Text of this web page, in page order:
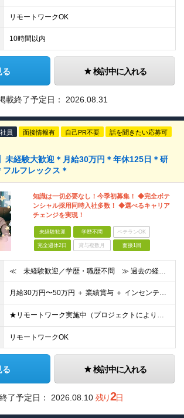
リモートワークOK
10時間以内
る 検討中に入れる
載終了予定日： 2026.08.31
員 面接情報有 自己PR不要 話を聞きたい応募可
未経験大歓迎＊月給30万円＊年休125日＊研
ルフレックス＊
知識は一切必要なし！今季初募集！ ◆完全ポテ
ンシャル採用同時入社多数！ ◆選べるキャリア
チェンジを実現！
未経験歓迎 学歴不問 ベテランOK
完全週休2日 賞与複数月 面接1回
≪ 未経験歓迎／学歴・職歴不問 ≫ 過去の経歴は一切不問。 「いままで」よりも「これから」を 重視した採用を行っています！ ▼▼こんな想いがある方大歓迎▼▼ ・WEBデザインに興味がある！ ・WEB
⽉給30万円〜50万円 ＋ 業績賞与 ＋ インセンティブ賞与 経験者：35万円～ ※IT新人時25万円〜 ※経験・スキルを考慮の上、決定します。 ※経験者は別途優遇！ ★試⽤期間：3ヶ⽉ ★学
★リモートワーク実施中（プロジェクトによりフルリモートもあり） ★配属先は希望を最⼤限考慮
リモートワークOK
る 検討中に入れる
了予定日： 2026.08.10 残り2日